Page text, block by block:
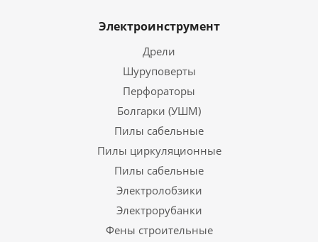
Электроинструмент
Дрели
Шуруповерты
Перфораторы
Болгарки (УШМ)
Пилы сабельные
Пилы циркуляционные
Пилы сабельные
Электролобзики
Электрорубанки
Фены строительные